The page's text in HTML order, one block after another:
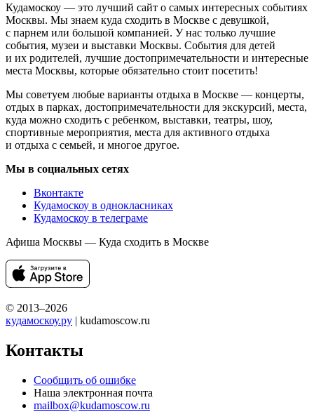
Кудамоскоу — это лучший сайт о самых интересных событиях
Москвы. Мы знаем куда сходить в Москве с девушкой,
с парнем или большой компанией. У нас только лучшие
события, музеи и выставки Москвы. События для детей
и их родителей, лучшие достопримечательности и интересные
места Москвы, которые обязательно стоит посетить!
Мы советуем любые варианты отдыха в Москве — концерты,
отдых в парках, достопримечательности для экскурсий, места,
куда можно сходить с ребенком, выставки, театры, шоу,
спортивные мероприятия, места для активного отдыха
и отдыха с семьей, и многое другое.
Мы в социальных сетях
Вконтакте
Кудамоскоу в однокласниках
Кудамоскоу в телеграме
Афиша Москвы — Куда сходить в Москве
© 2013–2026
кудамоскоу.ру | kudamoscow.ru
Контакты
Сообщить об ошибке
Наша электронная почта
mailbox@kudamoscow.ru